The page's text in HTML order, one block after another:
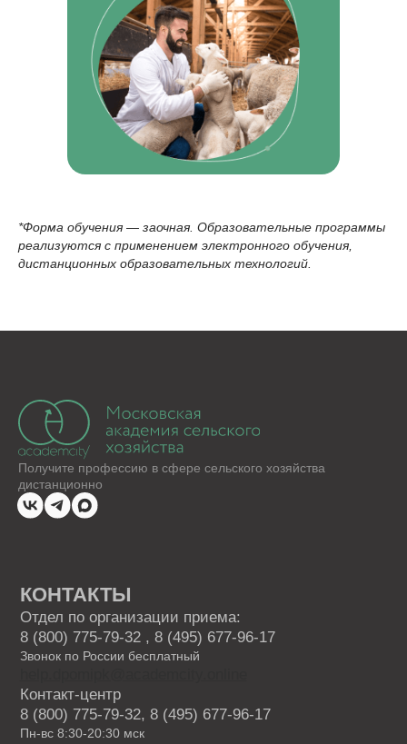
*Форма обучения — заочная. Образовательные программы
реализуются с применением электронного обучения,
дистанционных образовательных технологий.